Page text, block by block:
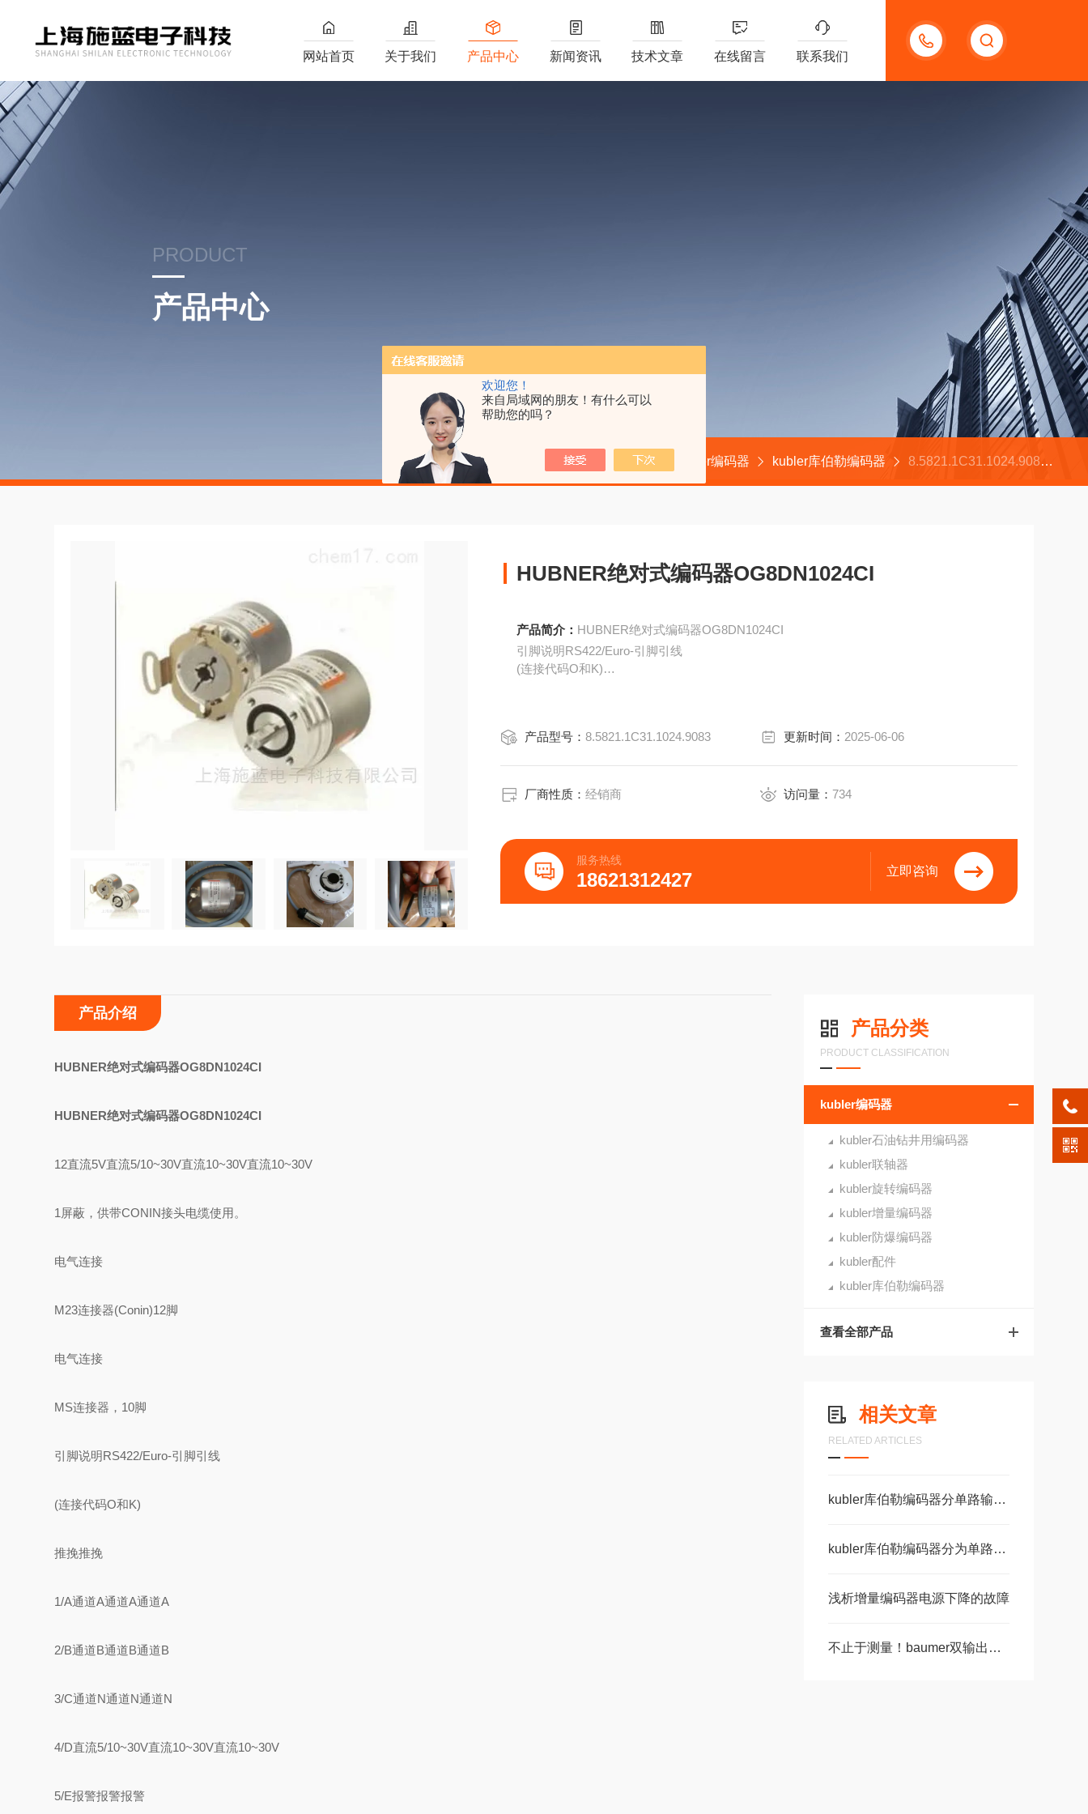
欢迎您！
来自局域网的朋友！有什么可以
帮助您的吗？
18621312427
网站首页 关于我们 产品中心 新闻资讯 技术文章 在线留言 联系我们
PRODUCT
产品中心
首页 产品中心 kubler编码器 kubler库伯勒编码器 8.5821.1C31.1024.9083HUBNER绝对式编码器OG8DN1024CI
HUBNER绝对式编码器OG8DN1024CI
产品简介： HUBNER绝对式编码器OG8DN1024CI
引脚说明RS422/Euro-引脚引线
(连接代码O和K)
3/C通道N通道N通道N
6/FGNDGNDGND
7/G通道A屏蔽通道A
产品型号：8.5821.1C31.1024.9083 更新时间： 2025-06-06
厂商性质：经销商 访问量： 734
服务热线
18621312427 立即咨询
产品分类
PRODUCT CLASSIFICATION
kubler编码器
kubler石油钻井用编码器
kubler联轴器
kubler旋转编码器
kubler增量编码器
kubler防爆编码器
kubler配件
kubler库伯勒编码器
查看全部产品
相关文章
RELATED ARTICLES
kubler库伯勒编码器分单路输出和双路输出
kubler库伯勒编码器分为单路输出和双路输出两种
浅析增量编码器电源下降的故障
不止于测量！baumer双输出编码器，正在渗透这些关键领域
产品介绍
HUBNER绝对式编码器OG8DN1024CI
HUBNER绝对式编码器OG8DN1024CI
12直流5V直流5/10~30V直流10~30V直流10~30V
1屏蔽，供带CONIN接头电缆使用。
电气连接
M23连接器(Conin)12脚
电气连接
MS连接器，10脚
引脚说明RS422/Euro-引脚引线
(连接代码O和K)
推挽推挽
1/A通道A通道A通道A
2/B通道B通道B通道B
3/C通道N通道N通道N
4/D直流5/10~30V直流10~30V直流10~30V
5/E报警报警报警